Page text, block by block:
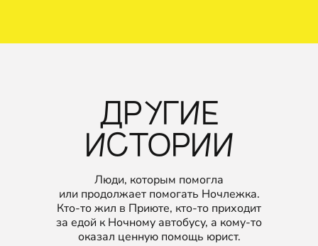
ДРУГИЕ
ИСТОРИИ
Люди, которым помогла
или продолжает помогать Ночлежка.
Кто‑то жил в Приюте, кто‑то приходит
за едой к Ночному автобусу, а кому‑то
оказал ценную помощь юрист.